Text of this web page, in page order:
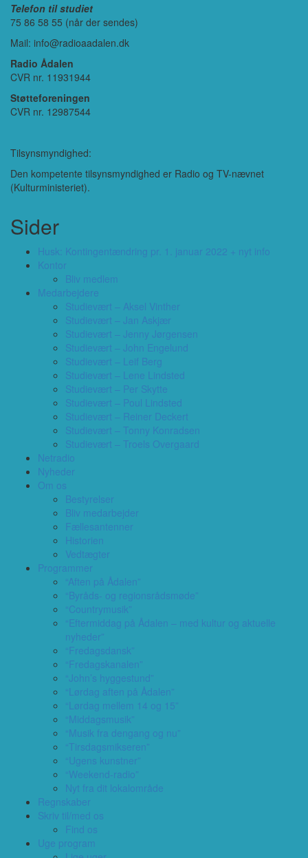
Telefon til studiet
75 86 58 55 (når der sendes)
Mail: info@radioaadalen.dk
Radio Ådalen
CVR nr. 11931944
Støtteforeningen
CVR nr. 12987544
Tilsynsmyndighed:
Den kompetente tilsynsmyndighed er Radio og TV-nævnet
(Kulturministeriet).
Sider
Husk: Kontingentændring pr. 1. januar 2022 + nyt info
Kontor
Bliv medlem
Medarbejdere
Studievært – Aksel Vinther
Studievært – Jan Askjær
Studievært – Jenny Jørgensen
Studievært – John Engelund
Studievært – Leif Berg
Studievært – Lene Lindsted
Studievært – Per Skytte
Studievært – Poul Lindsted
Studievært – Reiner Deckert
Studievært – Tonny Konradsen
Studievært – Troels Overgaard
Netradio
Nyheder
Om os
Bestyrelser
Bliv medarbejder
Fællesantenner
Historien
Vedtægter
Programmer
“Aften på Ådalen”
“Byråds- og regionsrådsmøde”
“Countrymusik”
“Eftermiddag på Ådalen – med kultur og aktuelle
nyheder”
“Fredagsdansk”
“Fredagskanalen”
“John’s hyggestund”
“Lørdag aften på Ådalen”
“Lørdag mellem 14 og 15”
“Middagsmusik”
“Musik fra dengang og nu”
“Tirsdagsmikseren”
“Ugens kunstner”
“Weekend-radio”
Nyt fra dit lokalområde
Regnskaber
Skriv til/med os
Find os
Uge program